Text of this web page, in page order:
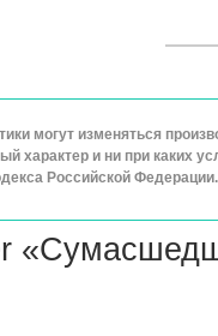
могут изменяться
характер и ни при каких
Российской Федерации.